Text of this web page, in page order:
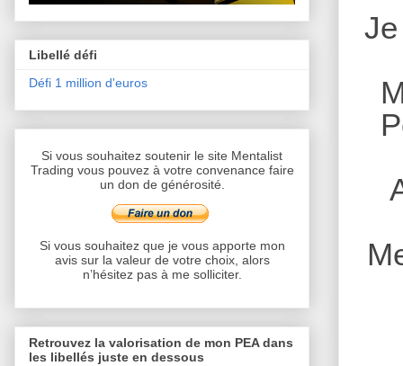
Libellé défi
Défi 1 million d'euros
Si vous souhaitez soutenir le site Mentalist
Trading vous pouvez à votre convenance faire
un don de générosité.
Si vous souhaitez que je vous apporte mon
avis sur la valeur de votre choix, alors
n’hésitez pas à me solliciter.
Retrouvez la valorisation de mon PEA dans
les libellés juste en dessous